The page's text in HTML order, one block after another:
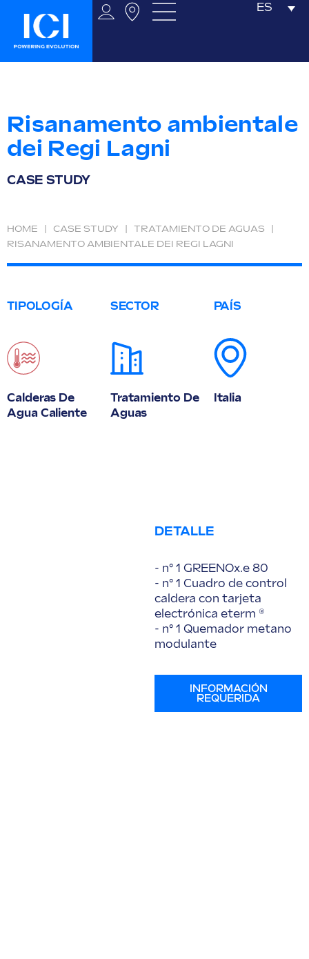
ES
Risanamento ambientale
dei Regi Lagni
CASE STUDY
HOME CASE STUDY TRATAMIENTO DE AGUAS
RISANAMENTO AMBIENTALE DEI REGI LAGNI
TIPOLOGÍA
Calderas De
Agua Caliente
SECTOR
Tratamiento De
Aguas
PAÍS
Italia
DETALLE
- n° 1 GREENOx.e 80
- n° 1 Cuadro de control
caldera con tarjeta
electrónica eterm ®
- n° 1 Quemador metano
modulante
INFORMACIÓN
REQUERIDA